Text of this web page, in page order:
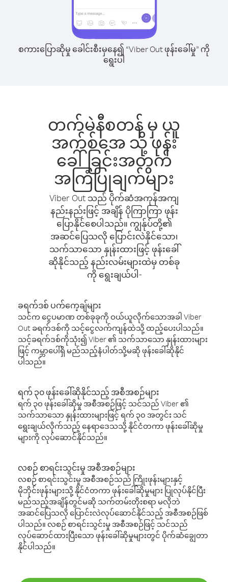
စကားပြောဆိုမှု ခေါင်းစီးမှနေ၍ “Viber Out ဖုန်းခေါ်မှု” ကို
ရွေးပါ
တက်မဲနီစတန် မှ ယူ
အက်စ်အေ သို့ ဖုန်း
ခေါ်ခြင်းအတွက်
အကြံပြုချက်များ
Viber Out သည် ပိုက်ဆံအကုန်အကျ
နည်းနည်းဖြင့် အချိန် ပိုကြာကြာ ဖုန်း
ပြောနိုင်စေပါသည်။ ကျွန်ုပ်တို့၏
အဆင်ပြေသလို ပြောင်းလဲနိုင်သော၊
သက်သာသော နှုန်းထားဖြင့် ဖုန်းခေါ်
ဆိုနိုင်သည့် နည်းလမ်းများထဲမှ တစ်ခု
ကို ရွေးချယ်ပါ-
ခရက်ဒစ် ပက်ကေ့ချ်များ
သင်က ငွေပမာဏ တစ်ခုခုကို ဝယ်ယူလိုက်သောအခါ Viber
Out ခရက်ဒစ်ကို သင့်ငွေလက်ကျန်ထဲသို့ ထည့်ပေးပါသည်။
သင့်ခရက်ဒစ်ကိုသုံး၍ Viber ၏ သက်သာသော နှုန်းထားများ
ဖြင့် ကမ္ဘာပေါ်ရှိ မည်သည့်နံပါတ်သို့မဆို ဖုန်းခေါ်ဆိုနိုင်
ပါသည်။
ရက် ၃၀ ဖုန်းခေါ်ဆိုနိုင်သည့် အစီအစဉ်များ
ရက် ၃၀ ဖုန်းခေါ်ဆိုမှု အစီအစဉ်ဖြင့် သင်သည် Viber ၏
သက်သာသော နှုန်းထားများဖြင့် ရက် ၃၀ အတွင်း သင်
ရွေးချယ်လိုက်သည့် နေရာဒေသသို့ နိုင်ငံတကာ ဖုန်းခေါ်ဆိုမှု
များကို လုပ်ဆောင်နိုင်သည်။
လစဉ် စာရင်းသွင်းမှု အစီအစဉ်များ
လစဉ် စာရင်းသွင်းမှု အစီအစဉ်သည် ကြိုးဖုန်းများနှင့်
မိုဘိုင်းဖုန်းများသို့ နိုင်ငံတကာ ဖုန်းခေါ်ဆိုမှုများ ပြုလုပ်နိုင်ပြီး
မည်သည့်အချိန်တွင်မဆို သက်တမ်းတိုးစရာ မလိုဘဲ
အဆင်ပြေသလို ပြောင်းလဲလုပ်ဆောင်နိုင်သည့် အစီအစဉ်ဖြစ်
ပါသည်။ လစဉ် စာရင်းသွင်းမှု အစီအစဉ်ဖြင့် သင်သည်
လုပ်ဆောင်ထားပြီးသော ဖုန်းခေါ်ဆိုမှုများတွင် ပိုက်ဆံချွေတာ
နိုင်ပါသည်။